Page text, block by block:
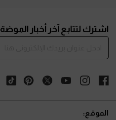
اشترك لتتابع آخر أخبار الموضة
الموقع: